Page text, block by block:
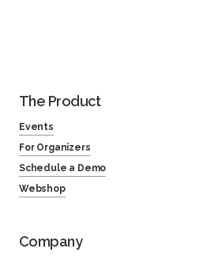
The Product
Events
For Organizers
Schedule a Demo
Webshop
Company